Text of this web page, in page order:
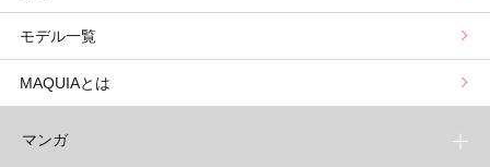
山本舞香のBeauty Script
モデル一覧
MAQUIAとは
マンガ